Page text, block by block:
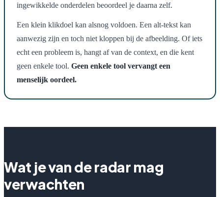
ingewikkelde onderdelen beoordeel je daarna zelf.
Een klein klikdoel kan alsnog voldoen. Een alt-tekst kan
aanwezig zijn en toch niet kloppen bij de afbeelding. Of iets
echt een probleem is, hangt af van de context, en die kent
geen enkele tool. Geen enkele tool vervangt een
menselijk oordeel.
Wat je van de radar mag
verwachten